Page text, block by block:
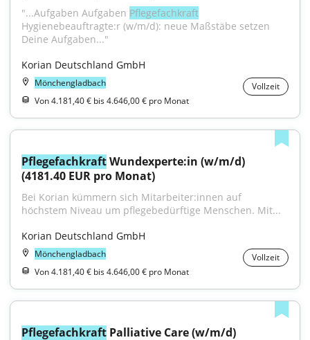
"...Aufgaben Aufgaben Pflegefachkraft
Hygienebeauftragte:r (w/m/d): neue Maßstäbe setzen
Deine Aufgaben..."
Korian Deutschland GmbH
Mönchengladbach
Vollzeit
Von 4.181,40 € bis 4.646,00 € pro Monat
Pflegefachkraft Wundexperte:in (w/m/d)
(4181.40 EUR pro Monat)
Bei Korian kümmern sich Mitarbeiter:innen auf
höchstem Niveau um pflegebedürftige Menschen. Mit...
Korian Deutschland GmbH
Mönchengladbach
Vollzeit
Von 4.181,40 € bis 4.646,00 € pro Monat
Pflegefachkraft Palliative Care (w/m/d)